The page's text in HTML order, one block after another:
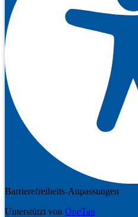
Barrierefreiheits-Anpassungen
Unterstützt von OneTap